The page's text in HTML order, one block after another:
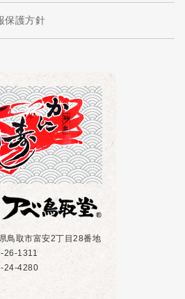
保護方針
鳥取市富安2丁目28番地
26-1311
24-4280